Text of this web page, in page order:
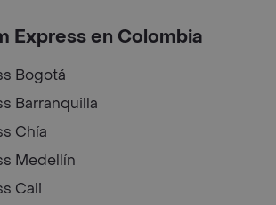
Express en Colombia
Bogotá
Barranquilla
Chía
Medellín
Cali